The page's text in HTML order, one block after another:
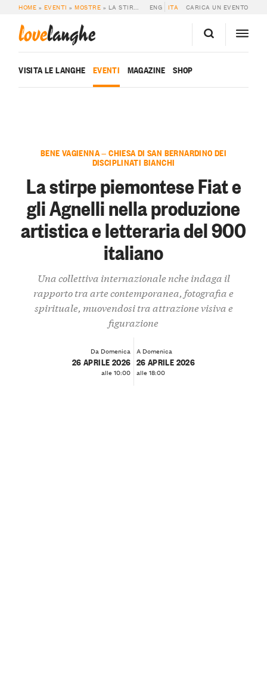
HOME » EVENTI »MOSTRE » LA STIRPE PIEMONTESE FIAT E GLI AGNELLI NELLA PRODUZIONE ARTISTICA E LETTERARIA DEL 900 ITALIANO ENG ITA CARICA UN EVENTO
lovelanghe
VISITA LE LANGHE EVENTI MAGAZINE SHOP
BENE VAGIENNA — CHIESA DI SAN BERNARDINO DEI
DISCIPLINATI BIANCHI
La stirpe piemontese Fiat e
gli Agnelli nella produzione
artistica e letteraria del 900
italiano
Una collettiva internazionale nche indaga il
rapporto tra arte contemporanea, fotografia e
spirituale, muovendosi tra attrazione visiva e
figurazione
Da Domenica
26 APRILE 2026
alle 10:00
A Domenica
26 APRILE 2026
alle 18:00